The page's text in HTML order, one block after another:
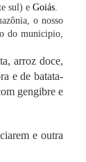
sul) e Goiás.
o nosso
do municipio,
arroz doce,
e de batata-
gengibre e
e outra
Com mais
como um
por meio de
equilíbrio e
e sabor
“Estamos